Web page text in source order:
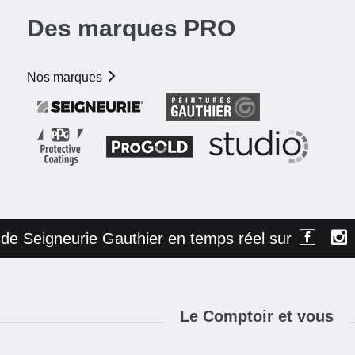
Des marques PRO
Nos marques
Seigneurie Gauthier en temps réel sur
Le Comptoir et vous